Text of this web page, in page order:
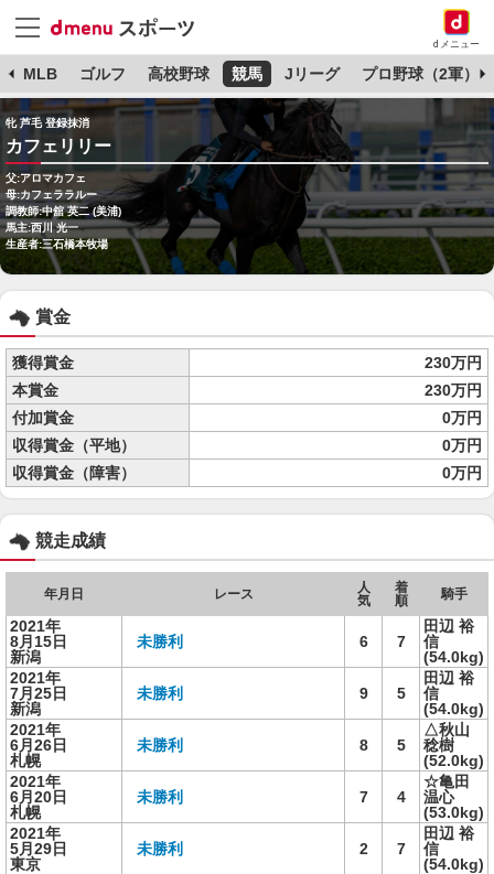
dメニュー
MLB ゴルフ 高校野球 競馬 Jリーグ プロ野球（2軍）
牝 芦毛 登録抹消
カフェリリー
父:アロマカフェ
母:カフェララルー
調教師:中舘 英二 (美浦)
馬主:西川 光一
生産者:三石橋本牧場
賞金
獲得賞金
230万円
本賞金
230万円
付加賞金
0万円
収得賞金（平地）
0万円
収得賞金（障害）
0万円
競走成績
年月日 レース
人
気
着
順
騎手
2021年
8月15日
新潟
未勝利 6 7
田辺 裕
信
(54.0kg)
2021年
7月25日
新潟
未勝利 9 5
田辺 裕
信
(54.0kg)
2021年
6月26日
札幌
未勝利 8 5
△秋山
稔樹
(52.0kg)
2021年
6月20日
札幌
未勝利 7 4
☆亀田
温心
(53.0kg)
2021年
5月29日
東京
未勝利 2 7
田辺 裕
信
(54.0kg)